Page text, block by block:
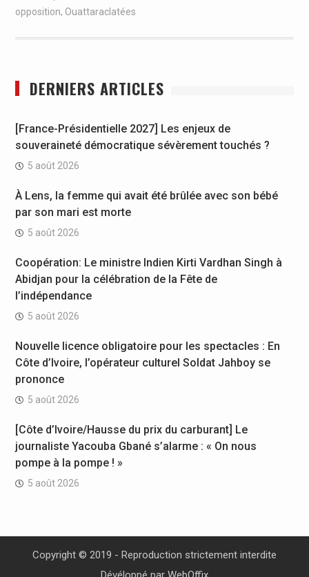
opposition, Ouattaraclatées
DERNIERS ARTICLES
[France-Présidentielle 2027] Les enjeux de
souveraineté démocratique sévèrement touchés ?
5 août 2026
À Lens, la femme qui avait été brûlée avec son bébé
par son mari est morte
5 août 2026
Coopération: Le ministre Indien Kirti Vardhan Singh à
Abidjan pour la célébration de la Fête de
l’indépendance
5 août 2026
Nouvelle licence obligatoire pour les spectacles : En
Côte d’Ivoire, l’opérateur culturel Soldat Jahboy se
prononce
5 août 2026
[Côte d’Ivoire/Hausse du prix du carburant] Le
journaliste Yacouba Gbané s’alarme : « On nous
pompe à la pompe ! »
5 août 2026
Copyright © 2019 - Reproduction strictement interdite